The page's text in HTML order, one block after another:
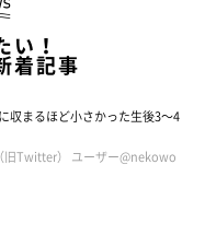
り香かも
の間にニオイを取り込み
物の上に寝ている間に柔
た際に手についていた
で、「シャンプーして
いった現象が起こるこ
い！
着記事
収まるほど小さかった生後3～4
旧Twitter） ユーザー@nekowo